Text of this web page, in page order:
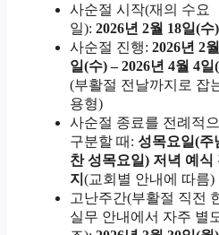
사순절 시작(재의 수요
일): 2026년 2월 18일(수)
사순절 진행: 2026년 2
일(수) – 2026년 4월 4일
(부활절 전날까지로 잡
용형)
사순절 종료를 전례적
구분할 때: 성목요일(주
찬 성목요일) 저녁 예식
지 (교회별 안내에 따름)
고난주간(부활절 직전
실무 안내에서 자주 별